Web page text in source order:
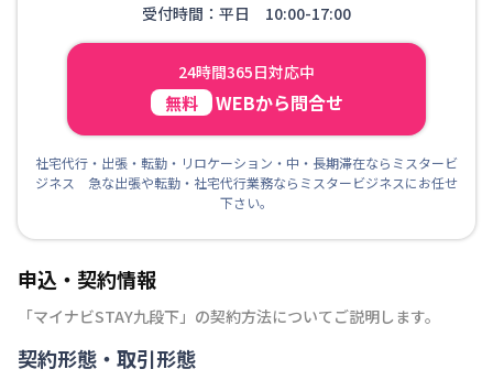
受付時間：平日 10:00-17:00
24時間365日対応中
無料 WEBから問合せ
社宅代行・出張・転勤・リロケーション・中・長期滞在ならミスタービ
ジネス 急な出張や転勤・社宅代行業務ならミスタービジネスにお任せ
下さい。
申込・契約情報
「マイナビSTAY九段下 」の契約方法についてご説明します。
契約形態・取引形態